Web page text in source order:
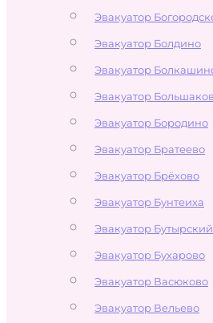
Эвакуатор
Эвакуатор Болдино
Эвакуатор
Эвакуатор
Эвакуатор Бородино
Эвакуатор Братеево
Эвакуатор Брёхово
Эвакуатор Бунтеиха
Эвакуатор Бутырский
Эвакуатор Бухарово
Эвакуатор Васюково
Эвакуатор Вельево